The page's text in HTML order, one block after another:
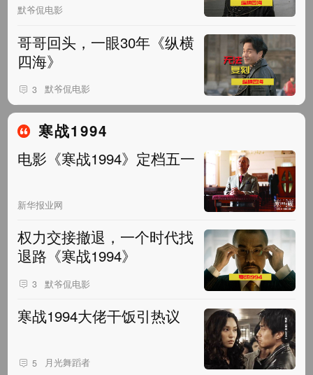
默爷侃电影
哥哥回头，一眼30年《纵横
四海》
3 默爷侃电影
寒战1994
电影《寒战1994》定档五一
新华报业网
权力交接撤退，一个时代找
退路《寒战1994》
3 默爷侃电影
寒战1994大佬干饭引热议
5 月光舞蹈者